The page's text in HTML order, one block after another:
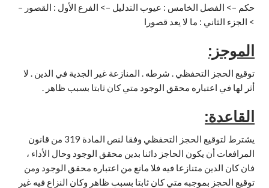
حكم –> الفصل الخامس : عيوب التدليل –> الفرع الأول : القصور –
> الجزء الثاني : ما لا يعد قصورا
الموجز:
توقيع الحجز التحفظي . شرطه . المنازعة غير الجدية في الدين . لا
أثر لها في اعتباره محقق الوجود متي كان ثابتا بسبب ظاهر .
القاعدة:
يشترط لتوقيع الحجز التحفظي وفقا لنص المادة 319 من قانون
المرافعات أن يكون الحاجز دائنا بدين محقق الوجود وحال الأداء ،
فان كان الدين متنازعا فيه فلا مانع من اعتباره محقق الوجود ومن
توقيع الحجز بموجبه متي كان ثابتا بسبب ظاهر وكان النزاع فيه غير